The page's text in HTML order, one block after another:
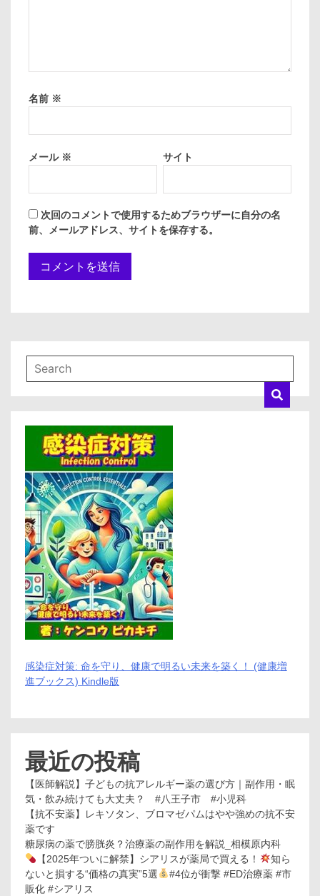
名前 ※
メール ※ サイト
次回のコメントで使用するためブラウザーに自分の名
前、メールアドレス、サイトを保存する。
感染症対策: 命を守り、健康で明るい未来を築く！ (健康増
進ブックス) Kindle版
最近の投稿
【医師解説】子どもの抗アレルギー薬の選び方｜副作用・眠
気・飲み続けても大丈夫？ #八王子市 #小児科
【抗不安薬】レキソタン、ブロマゼパムはやや強めの抗不安
薬です
糖尿病の薬で膀胱炎？治療薬の副作用を解説_相模原内科
【2025年ついに解禁】シアリスが薬局で買える！
知ら
ないと損する“価格の真実”5選
#4位が衝撃 #ED治療薬 #市
販化 #シアリス